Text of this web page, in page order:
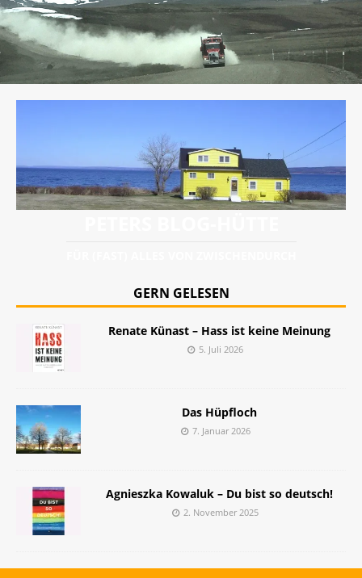
GERN GELESEN
Renate Künast – Hass ist keine Meinung
5. Juli 2026
Das Hüpfloch
7. Januar 2026
Agnieszka Kowaluk – Du bist so deutsch!
2. November 2025